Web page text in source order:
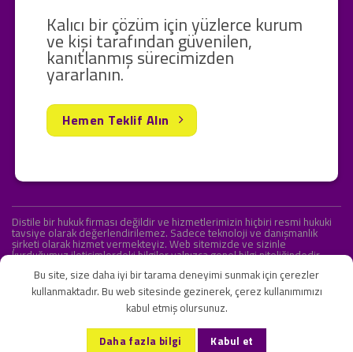
Kalıcı bir çözüm için yüzlerce kurum
ve kişi tarafından güvenilen,
kanıtlanmış sürecimizden
yararlanın.
Hemen Teklif Alın
Distile bir hukuk firması değildir ve hizmetlerimizin hiçbiri resmi hukuki
tavsiye olarak değerlendirilemez. Sadece teknoloji ve danışmanlık
şirketi olarak hizmet vermekteyiz. Web sitemizde ve sizinle
kurduğumuz iletişimlerdeki bilgiler yalnızca genel bilgi niteliğindedir.
KVKK ve Gizlilik Sözleşmesi S.S.S. İletişim
Bu site, size daha iyi bir tarama deneyimi sunmak için çerezler
kullanmaktadır. Bu web sitesinde gezinerek, çerez kullanımımızı
kabul etmiş olursunuz.
Daha fazla bilgi Kabul et